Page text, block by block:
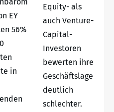
EY
56%
in
Equity- als
auch Venture-
Capital-
Investoren
bewerten ihre
Geschäftslage
deutlich
schlechter.